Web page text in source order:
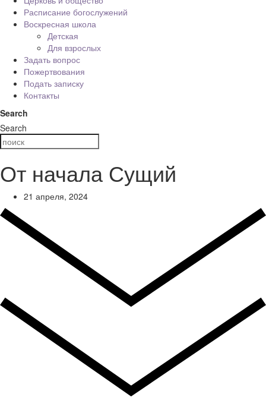
Расписание богослужений
Воскресная школа
Детская
Для взрослых
Задать вопрос
Пожертвования
Подать записку
Контакты
Search
Search
От начала Сущий
21 апреля, 2024